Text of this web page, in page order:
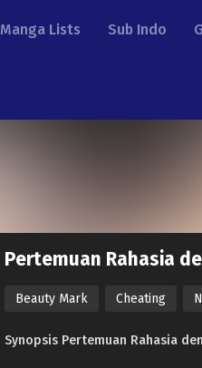
Manga Lists Sub Indo
Pertemuan Rahasia
Beauty Mark Cheating
Synopsis Pertemuan Rahasia